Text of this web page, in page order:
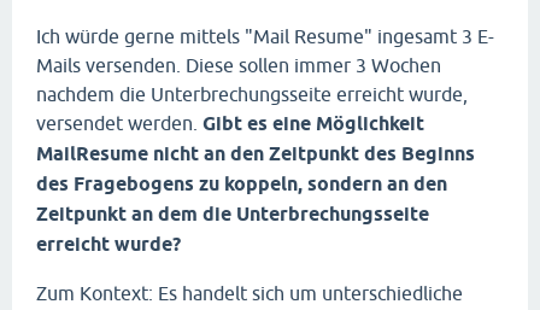
Ich würde gerne mittels "Mail Resume" ingesamt 3 E-
Mails versenden. Diese sollen immer 3 Wochen
nachdem die Unterbrechungsseite erreicht wurde,
versendet werden. Gibt es eine Möglichkeit
MailResume nicht an den Zeitpunkt des Beginns
des Fragebogens zu koppeln, sondern an den
Zeitpunkt an dem die Unterbrechungsseite
erreicht wurde?
Zum Kontext: Es handelt sich um unterschiedliche